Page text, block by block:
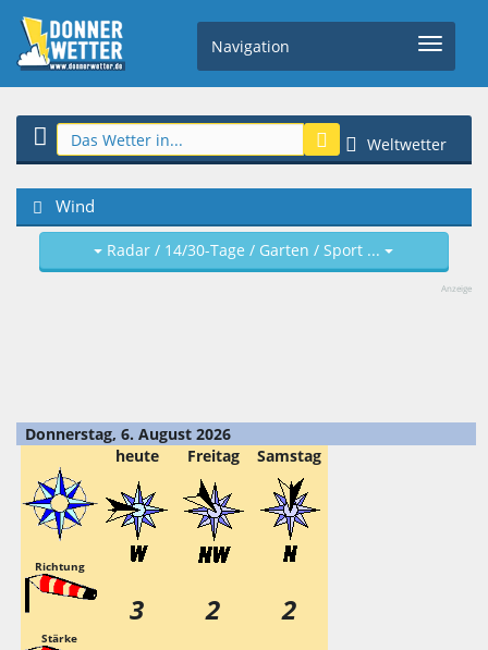
Navigation
Weltwetter
Wind
Radar / 14/30-Tage / Garten / Sport ...
Anzeige
Donnerstag, 6. August 2026
heute
Freitag Samstag
Richtung
Stärke
3 2 2